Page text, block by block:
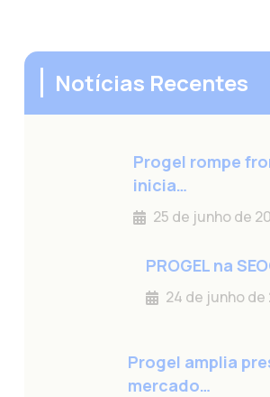
Notícias Recentes
Progel rompe
inicia…
25 de junho de
PROGEL na
24 de junho de
Progel amplia
mercado…